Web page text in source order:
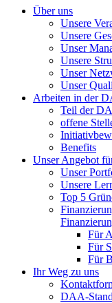
Über uns
Unsere
Unsere
Unser
Unsere
Unser
Unser
Arbeiten in der
Teil der
offene
Benefits
Unser Angebot
Unser
Unsere
Top 5
Für
Für
Für
Ihr Weg zu uns
DAA-